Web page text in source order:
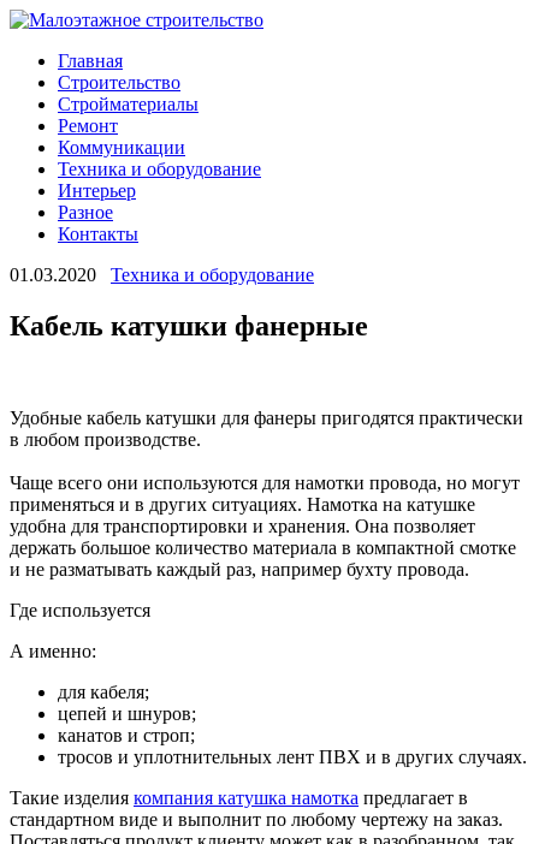
Главная
Строительство
Стройматериалы
Ремонт
Коммуникации
Техника и оборудование
Интерьер
Разное
Контакты
01.03.2020
Техника и оборудование
Кабель катушки фанерные
Удобные кабель катушки для фанеры пригодятся практически
в любом производстве.
Чаще всего они используются для намотки провода, но могут
применяться и в других ситуациях. Намотка на катушке
удобна для транспортировки и хранения. Она позволяет
держать большое количество материала в компактной смотке
и не разматывать каждый раз, например бухту провода.
Где используется
А именно:
для кабеля;
цепей и шнуров;
канатов и строп;
тросов и уплотнительных лент ПВХ и в других случаях.
Такие изделия компания катушка намотка предлагает в
стандартном виде и выполнит по любому чертежу на заказ.